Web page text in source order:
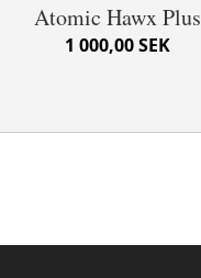
Atomic Hawx Plus
1 000,00 SEK